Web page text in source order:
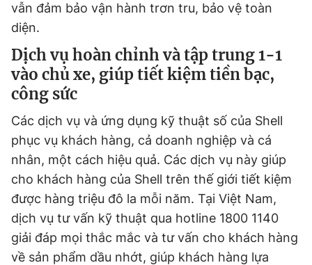
vẫn đảm bảo vận hành trơn tru, bảo vệ toàn
diện.
Dịch vụ hoàn chỉnh và tập trung 1-1
vào chủ xe, giúp tiết kiệm tiền bạc,
công sức
Các dịch vụ và ứng dụng kỹ thuật số của Shell
phục vụ khách hàng, cả doanh nghiệp và cá
nhân, một cách hiệu quả. Các dịch vụ này giúp
cho khách hàng của Shell trên thế giới tiết kiệm
được hàng triệu đô la mỗi năm. Tại Việt Nam,
dịch vụ tư vấn kỹ thuật qua hotline 1800 1140
giải đáp mọi thắc mắc và tư vấn cho khách hàng
về sản phẩm dầu nhớt, giúp khách hàng lựa